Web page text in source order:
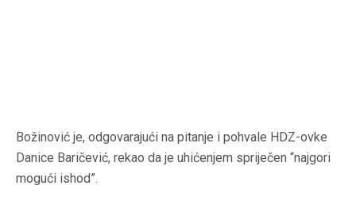
Božinović je, odgovarajući na pitanje i pohvale HDZ-ovke
Danice Baričević, rekao da je uhićenjem spriječen “najgori
mogući ishod”.